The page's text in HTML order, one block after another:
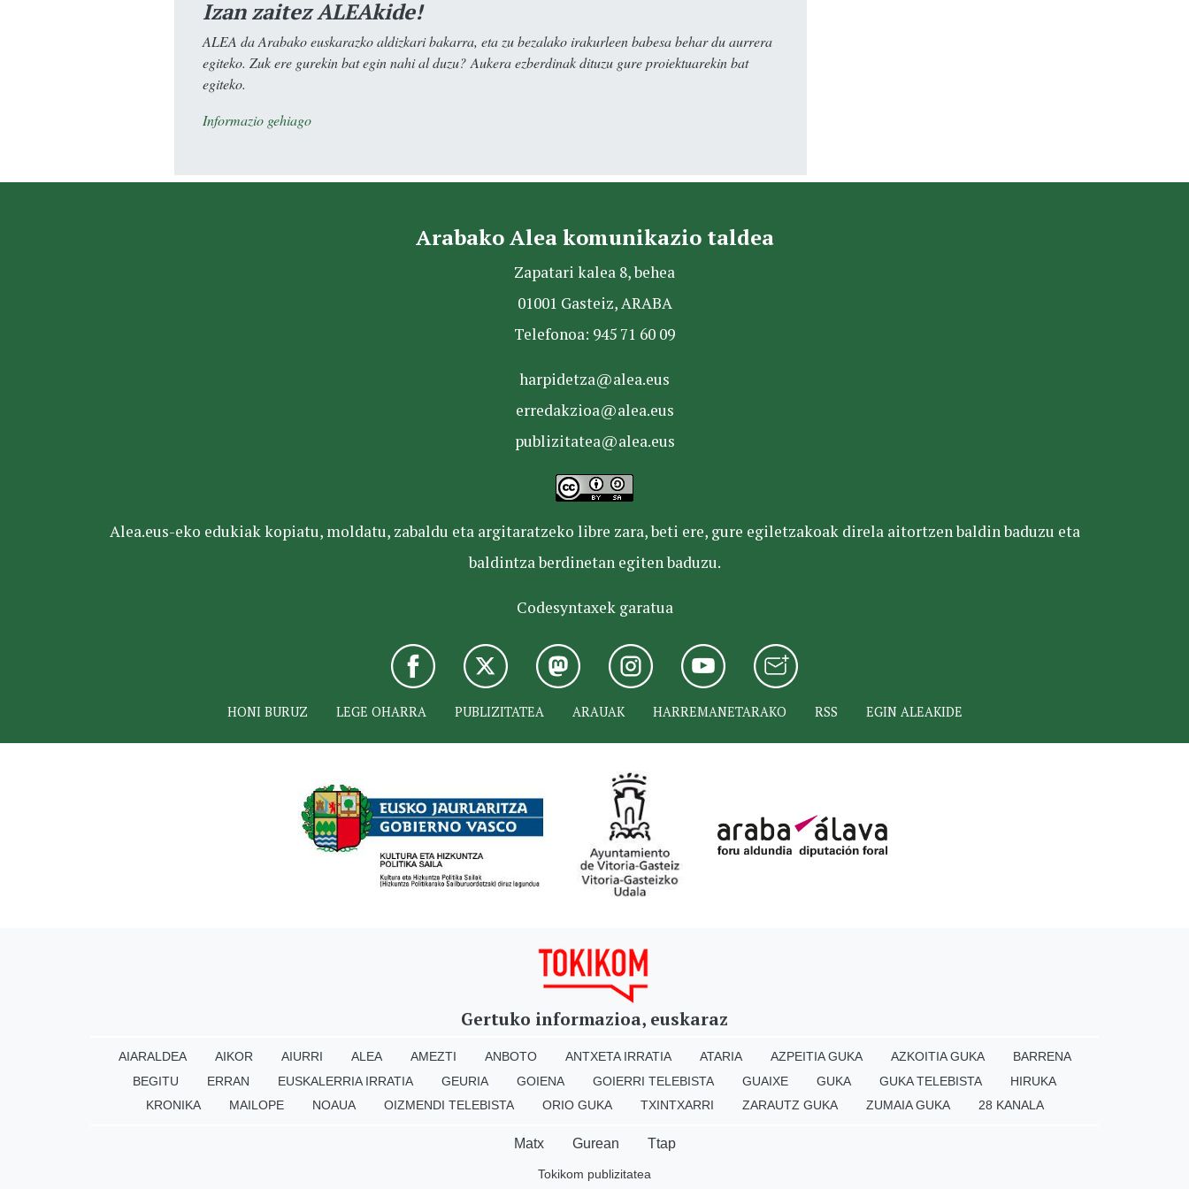
Izan zaitez ALEAkide!
ALEA da Arabako euskarazko aldizkari bakarra, eta zu bezalako irakurleen babesa behar du aurrera
egiteko. Zuk ere gurekin bat egin nahi al duzu? Aukera ezberdinak dituzu gure proiektuarekin bat
egiteko.
Informazio gehiago
Arabako Alea komunikazio taldea
Zapatari kalea 8, behea
01001 Gasteiz, ARABA
Telefonoa: 945 71 60 09
harpidetza@alea.eus
erredakzioa@alea.eus
publizitatea@alea.eus
Alea.eus-eko edukiak kopiatu, moldatu, zabaldu eta argitaratzeko libre zara, beti ere, gure egiletzakoak direla aitortzen baldin baduzu eta
baldintza berdinetan egiten baduzu.
Codesyntaxek garatua
HONI BURUZ LEGE OHARRA PUBLIZITATEA ARAUAK HARREMANETARAKO RSS EGIN ALEAKIDE
Gertuko informazioa, euskaraz
AIARALDEA AIKOR AIURRI ALEA AMEZTI ANBOTO ANTXETA IRRATIA ATARIA AZPEITIA GUKA AZKOITIA GUKA
BARRENA
BEGITU
ERRAN EUSKALERRIA IRRATIA GEURIA GOIENA GOIERRI TELEBISTA GUAIXE GUKA GUKA TELEBISTA
HIRUKA
KRONIKA
MAILOPE NOAUA OIZMENDI TELEBISTA ORIO GUKA TXINTXARRI ZARAUTZ GUKA ZUMAIA GUKA 28 KANALA
Matx Gurean Ttap
Tokikom publizitatea